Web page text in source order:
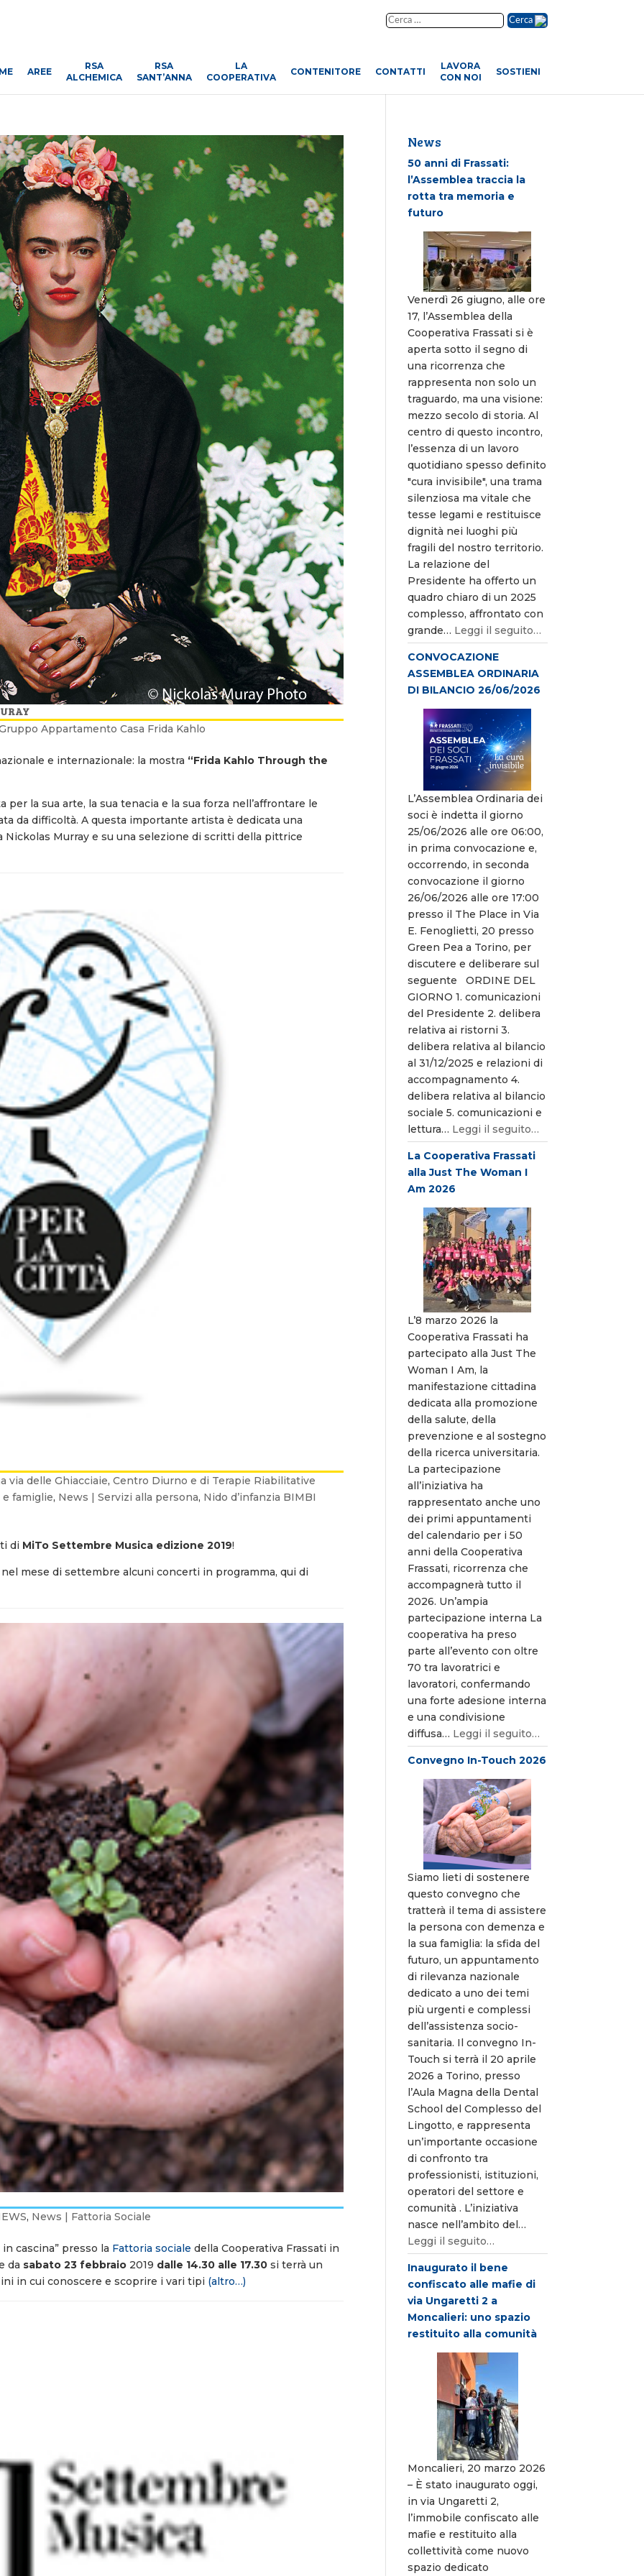
Cerca
AREE
RSA
ALCHEMICA
RSA
SANT’ANNA
LA
COOPERATIVA
CONTENITORE CONTATTI
LAVORA
CON NOI
SOSTIENI
Gruppo Appartamento Casa Frida Kahlo
e internazionale: la mostra “Frida Kahlo Through the
per la sua arte, la sua tenacia e la sua forza nell’affrontare le
da difficoltà. A questa importante artista è dedicata una
Murray e su una selezione di scritti della pittrice
via delle Ghiacciaie,Centro Diurno e di Terapie Riabilitative
e famiglie, News | Servizi alla persona, Nido d’infanzia BIMBI
di MiTo Settembre Musica edizione 2019!
mese di settembre alcuni concerti in programma, qui di
, News | Fattoria Sociale
cascina” presso la Fattoria sociale della Cooperativa Frassati in
da sabato 23 febbraio 2019 dalle 14.30 alle 17.30 si terrà un
in cui conoscere e scoprire i vari tipi (altro…)
News
50 anni di Frassati:
l’Assemblea traccia la
rotta tra memoria e
futuro
Venerdì 26 giugno, alle ore
17, l’Assemblea della
Cooperativa Frassati si è
aperta sotto il segno di
una ricorrenza che
rappresenta non solo un
traguardo, ma una visione:
mezzo secolo di storia. Al
centro di questo incontro,
l’essenza di un lavoro
quotidiano spesso definito
"cura invisibile", una trama
silenziosa ma vitale che
tesse legami e restituisce
dignità nei luoghi più
fragili del nostro territorio.
La relazione del
Presidente ha offerto un
quadro chiaro di un 2025
complesso, affrontato con
grande… Leggi il seguito…
CONVOCAZIONE
ASSEMBLEA ORDINARIA
DI BILANCIO 26/06/2026
L’Assemblea Ordinaria dei
soci è indetta il giorno
25/06/2026 alle ore 06:00,
in prima convocazione e,
occorrendo, in seconda
convocazione il giorno
26/06/2026 alle ore 17:00
presso il The Place in Via
E. Fenoglietti, 20 presso
Green Pea a Torino, per
discutere e deliberare sul
seguente ORDINE DEL
GIORNO 1. comunicazioni
del Presidente 2. delibera
relativa ai ristorni 3.
delibera relativa al bilancio
al 31/12/2025 e relazioni di
accompagnamento 4.
delibera relativa al bilancio
sociale 5. comunicazioni e
lettura… Leggi il seguito…
La Cooperativa Frassati
alla Just The Woman I
Am 2026
L’8 marzo 2026 la
Cooperativa Frassati ha
partecipato alla Just The
Woman I Am, la
manifestazione cittadina
dedicata alla promozione
della salute, della
prevenzione e al sostegno
della ricerca universitaria.
La partecipazione
all’iniziativa ha
rappresentato anche uno
dei primi appuntamenti
del calendario per i 50
anni della Cooperativa
Frassati, ricorrenza che
accompagnerà tutto il
2026. Un’ampia
partecipazione interna La
cooperativa ha preso
parte all’evento con oltre
70 tra lavoratrici e
lavoratori, confermando
una forte adesione interna
e una condivisione
diffusa… Leggi il seguito…
Convegno In-Touch 2026
Siamo lieti di sostenere
questo convegno che
tratterà il tema di assistere
la persona con demenza e
la sua famiglia: la sfida del
futuro, un appuntamento
di rilevanza nazionale
dedicato a uno dei temi
più urgenti e complessi
dell’assistenza socio-
sanitaria. Il convegno In-
Touch si terrà il 20 aprile
2026 a Torino, presso
l’Aula Magna della Dental
School del Complesso del
Lingotto, e rappresenta
un’importante occasione
di confronto tra
professionisti, istituzioni,
operatori del settore e
comunità . L’iniziativa
nasce nell’ambito del…
Leggi il seguito…
Inaugurato il bene
confiscato alle mafie di
via Ungaretti 2 a
Moncalieri: uno spazio
restituito alla comunità
Moncalieri, 20 marzo 2026
– È stato inaugurato oggi,
in via Ungaretti 2,
l’immobile confiscato alle
mafie e restituito alla
collettività come nuovo
spazio dedicato